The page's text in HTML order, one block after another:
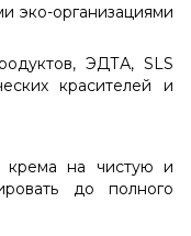
эко-организациями
ЭДТА, SLS
красителей и
крема на чистую и
до полного